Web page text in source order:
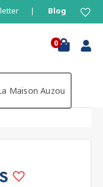
Blog
0
Maison Auzou